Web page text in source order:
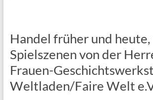
Handel früher und
Spielszenen von der
Frauen-
Weltladen/Faire Welt